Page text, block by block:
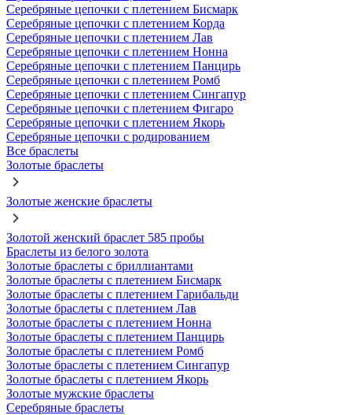
Серебряные цепочки с плетением Бисмарк
Серебряные цепочки с плетением Корда
Серебряные цепочки с плетением Лав
Серебряные цепочки с плетением Нонна
Серебряные цепочки с плетением Панцирь
Серебряные цепочки с плетением Ромб
Серебряные цепочки с плетением Сингапур
Серебряные цепочки с плетением Фигаро
Серебряные цепочки с плетением Якорь
Серебряные цепочки с родированием
Все браслеты
Золотые браслеты
Золотые женские браслеты
Золотой женский браслет 585 пробы
Браслеты из белого золота
Золотые браслеты с бриллиантами
Золотые браслеты с плетением Бисмарк
Золотые браслеты с плетением Гарибальди
Золотые браслеты с плетением Лав
Золотые браслеты с плетением Нонна
Золотые браслеты с плетением Панцирь
Золотые браслеты с плетением Ромб
Золотые браслеты с плетением Сингапур
Золотые браслеты с плетением Якорь
Золотые мужские браслеты
Серебряные браслеты